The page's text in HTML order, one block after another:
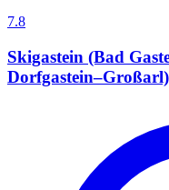
7.8
Skigastein (Bad
Dorfgastein–Großarl)